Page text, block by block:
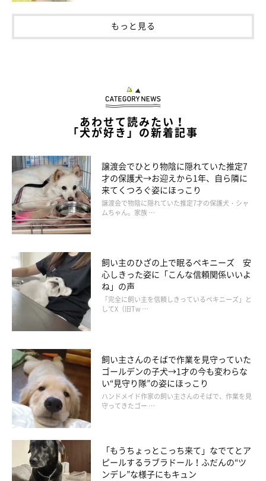
もっと見る
あわせて読みたい！
「犬が好き」の新着記事
譲渡会でひとり物陰に隠れていた推定7
才の保護犬→お迎えから1年、自ら隣に
来てくつろぐ姿にほっこり
譲渡会で物陰に隠れていた推定7才の保護犬・シャ
ムちゃん。家族 …
飼い主のひざの上で眠るペキニーズ 安
心しきった姿に「こんな信頼関係いいよ
ね」の声
「完全に飼い主を信頼しきっているペキニーズ」と
してX（旧Tw …
飼い主さんのそばで作業を見守っていた
ゴールデンの子犬→1才の今も変わらな
い“見守り隊”の姿にほっこり
ハンドメイド作家の飼い主さんのそばで、作業を見
守ってきたゴー …
「もうちょっとこっち来て」なでてとア
ピールするラブラドール！ふだんの“ツ
ンデレ”な様子にもキュン